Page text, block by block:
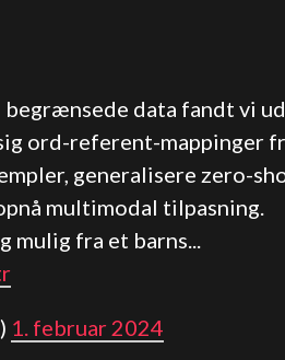
begrænsede data fandt vi ud
ord-referent-mappinger
generalisere zero-
multimodal tilpasning.
fra et barns...
1. februar 2024